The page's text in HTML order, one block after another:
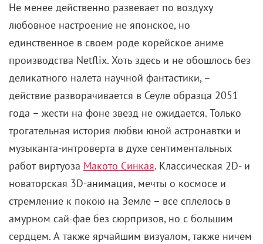
Не менее действенно развевает по воздуху
любовное настроение не японское, но
единственное в своем роде корейское аниме
производства Netflix. Хоть здесь и не обошлось без
деликатного налета научной фантастики, –
действие разворачивается в Сеуле образца 2051
года – жести на фоне звезд не ожидается. Только
трогательная история любви юной астронавтки и
музыканта-интроверта в духе сентиментальных
работ виртуоза Макото Синкая. Классическая 2D- и
новаторская 3D-анимация, мечты о космосе и
стремление к покою на Земле – все сплелось в
амурном сай-фае без сюрпризов, но c большим
сердцем. А также ярчайшим визуалом, также ничем